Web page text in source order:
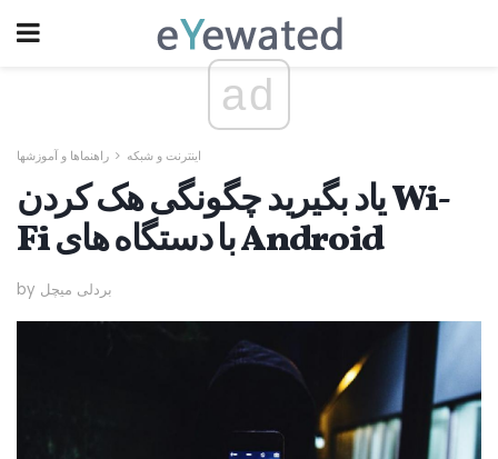
ad
اینترنت و شبکه راهنماها و آموزشها
یاد بگیرید چگونگی هک کردن Wi-
Fi با دستگاه های Android
by بردلی میچل